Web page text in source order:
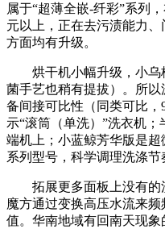
属于“超薄全嵌-纤彩”系列
元以上，正在去污渍能力
方面均有升级。
烘干机小幅升级，小乌
菌手艺也稍有提拔）。所
备间接可比性（同类可比，
示“滚筒（单洗）”洗衣机
端机上；小蓝鲸芳华版是
系列型号，科学调理洗涤节
拓展更多面板上没有的
魔方通过变换高压水流来
值。华南地域有回南天现